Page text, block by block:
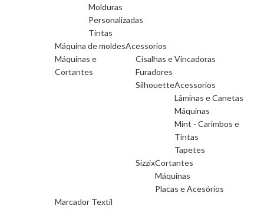
Molduras
Personalizadas
Tintas
Máquina de moldesAcessorios
Máquinas e
Cortantes
Cisalhas e Vincadoras
Furadores
SilhouetteAcessorios
Lâminas e Canetas
Máquinas
Mint - Carimbos e
Tintas
Tapetes
SizzixCortantes
Máquinas
Placas e Acesórios
Marcador Textil